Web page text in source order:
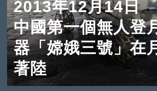
2013年12月14日
中國第一個無人登
器「嫦娥三號」在
著陸